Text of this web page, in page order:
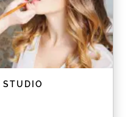
STUDIO